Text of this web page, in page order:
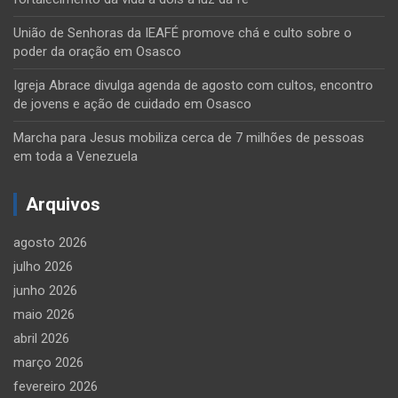
União de Senhoras da IEAFÉ promove chá e culto sobre o
poder da oração em Osasco
Igreja Abrace divulga agenda de agosto com cultos, encontro
de jovens e ação de cuidado em Osasco
Marcha para Jesus mobiliza cerca de 7 milhões de pessoas
em toda a Venezuela
Arquivos
agosto 2026
julho 2026
junho 2026
maio 2026
abril 2026
março 2026
fevereiro 2026